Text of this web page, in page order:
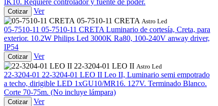
Cotizar
Ver
05-7510-11 CRETA Astro Led
05-7510-11 05-7510-11 CRETA Luminario de cortesía, Creta, para
exterior. 10.2W Philips Led 3000K Ra80, 100-240V anway driver,
IP54
Cotizar
Ver
22-3204-01 LEO II Astro Led
22-3204-01 22-3204-01 LEO II Leo II, Luminario semi empotrado
a techo, dirigible LED 1xGU10/MR16. 127V. Terminado Blanco.
Corte 70-75m. (No incluye lámpara)
Cotizar
Ver